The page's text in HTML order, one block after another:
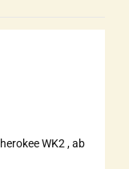
WK2 , ab